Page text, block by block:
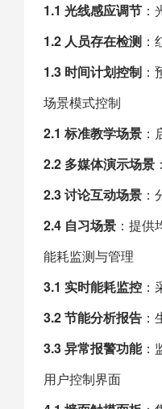
1.1 光线感应调节
1.2 人员存在检测
1.3 时间计划控制
场景模式控制
2.1 标准教学场景
2.2 多媒体演示场景
2.3 讨论互动场景
2.4 自习场景 ：提
能耗监测与管理
3.1 实时能耗监控
3.2 节能分析报告
3.3 异常报警功能：
用户控制界面